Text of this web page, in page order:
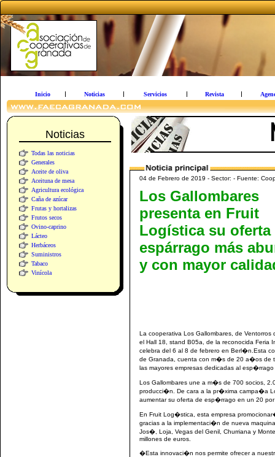
Inicio Noticias Servicios Revista
Noticias
Todas las noticias
Generales
Aceite de oliva
Aceituna de mesa
Agricultura ecológica
Caña de azúcar
Frutas y hortalizas
Frutos secos
Ovino-caprino
Lácteo
Herbáceos
Suministros
Tabaco
Vinícola
04 de Febrero de 2019 - Sector: - Fuente:
Los Gallombares
presenta en Fruit
Logística su oferta
espárrago más
y con mayor
La cooperativa Los Gallombares, de
el Hall 18, stand B05a, de la reconocida Feria
celebra del 6 al 8 de febrero en Berl�n.Esta
de Granada, cuenta con m�s de 20 a�os de
las mayores empresas dedicadas al
Los Gallombares une a m�s de 700 socios,
producci�n. De cara a la pr�xima campa�a
aumentar su oferta de esp�rrago en un 20
En Fruit Log�stica, esta empresa
gracias a la implementaci�n de nueva
Jos�, Loja, Vegas del Genil, Churriana y
millones de euros.
�Esta innovaci�n nos permite ofrecer a